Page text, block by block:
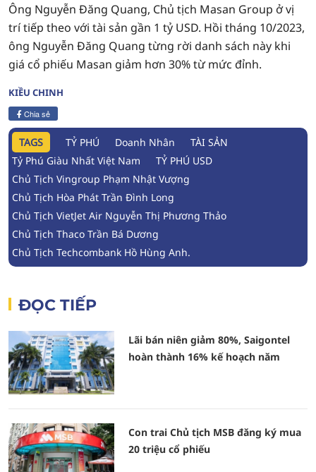
Ông Nguyễn Đăng Quang, Chủ tịch Masan Group ở vị
trí tiếp theo với tài sản gần 1 tỷ USD. Hồi tháng 10/2023,
ông Nguyễn Đăng Quang từng rời danh sách này khi
giá cổ phiếu Masan giảm hơn 30% từ mức đỉnh.
KIỀU CHINH
Chia sẻ
TAGS TỶ PHÚ Doanh Nhân
TÀI SẢN
Tỷ Phú Giàu Nhất Việt Nam
TỶ PHÚ USD
Chủ Tịch Vingroup Phạm Nhật Vượng
Chủ Tịch Hòa Phát Trần Đình Long
Chủ Tịch VietJet Air Nguyễn Thị Phương Thảo
Chủ Tịch Thaco Trần Bá Dương
Chủ Tịch Techcombank Hồ Hùng Anh.
ĐỌC TIẾP
Lãi bán niên giảm 80%, Saigontel
hoàn thành 16% kế hoạch năm
Con trai Chủ tịch MSB đăng ký mua
20 triệu cổ phiếu